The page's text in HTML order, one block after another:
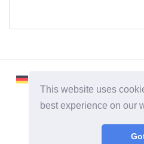
This website uses
best experience on our
2026 ©
Toutes